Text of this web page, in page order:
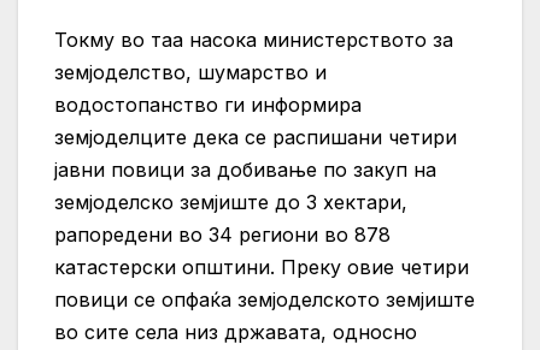
Токму во таа насока министерството за
земјоделство, шумарство и
водостопанство ги информира
земјоделците дека се распишани четири
јавни повици за добивање по закуп на
земјоделско земјиште до 3 хектари,
рапоредени во 34 региони во 878
катастерски општини. Преку овие четири
повици се опфаќа земјоделското земјиште
во сите села низ државата, односно